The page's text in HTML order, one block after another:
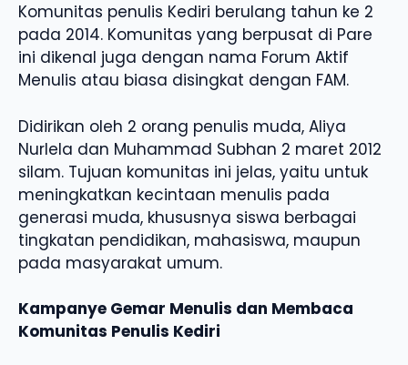
Komunitas penulis Kediri berulang tahun ke 2
pada 2014. Komunitas yang berpusat di Pare
ini dikenal juga dengan nama Forum Aktif
Menulis atau biasa disingkat dengan FAM.
Didirikan oleh 2 orang penulis muda, Aliya
Nurlela dan Muhammad Subhan 2 maret 2012
silam. Tujuan komunitas ini jelas, yaitu untuk
meningkatkan kecintaan menulis pada
generasi muda, khususnya siswa berbagai
tingkatan pendidikan, mahasiswa, maupun
pada masyarakat umum.
Kampanye Gemar Menulis dan Membaca
Komunitas Penulis Kediri